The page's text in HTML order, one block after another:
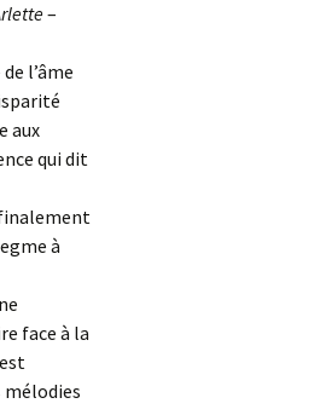
–
l’âme
aux
qui dit
à
face à la
mélodies